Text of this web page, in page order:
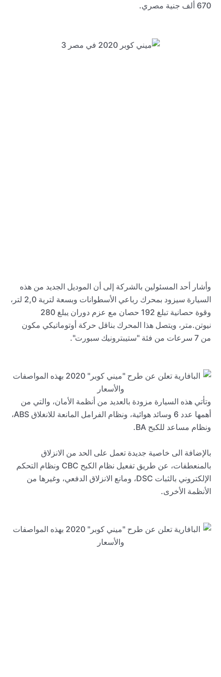
670 ألف جنية مصري.
وأشار أحد المسئولين بالشركة إلى أن الموديل الجديد من هذه
السيارة سيزود بمحرك رباعي الأسطوانات وبسعة لترية 2,0 لتر،
وقوة حصانية تبلغ 192 حصان مع عزم دوران يبلغ 280
نيوتن.متر، ويتصل هذا المحرك بناقل حركة أوتوماتيكي مكون
من 7 سرعات من فئة "ستيبترونيك سبورت".
وتأتي هذه السيارة مزودة بالعديد من أنظمة الأمان، والتي من
أهمها عدد 6 وسائد هوائية، ونظام الفرامل المانعة للانغلاق
ABS،
ونظام مساعد للكبح BA
.
بالإضافة الى خاصية جديدة تعمل على الحد من الانزلاق
بالمنعطفات، عن طريق تفعيل نظام الكبح CBC ونظام التحكم
الإلكتروني بالثبات DSC، ومانع الانزلاق الدفعي، وغيرها من
الأنظمة الأخرى.